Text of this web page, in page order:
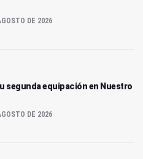
DE 2026
segunda equipación en Nuestro
DE 2026